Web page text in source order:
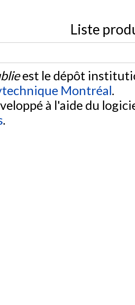
Liste
est le dépôt
Montréal.
à l'aide du
.